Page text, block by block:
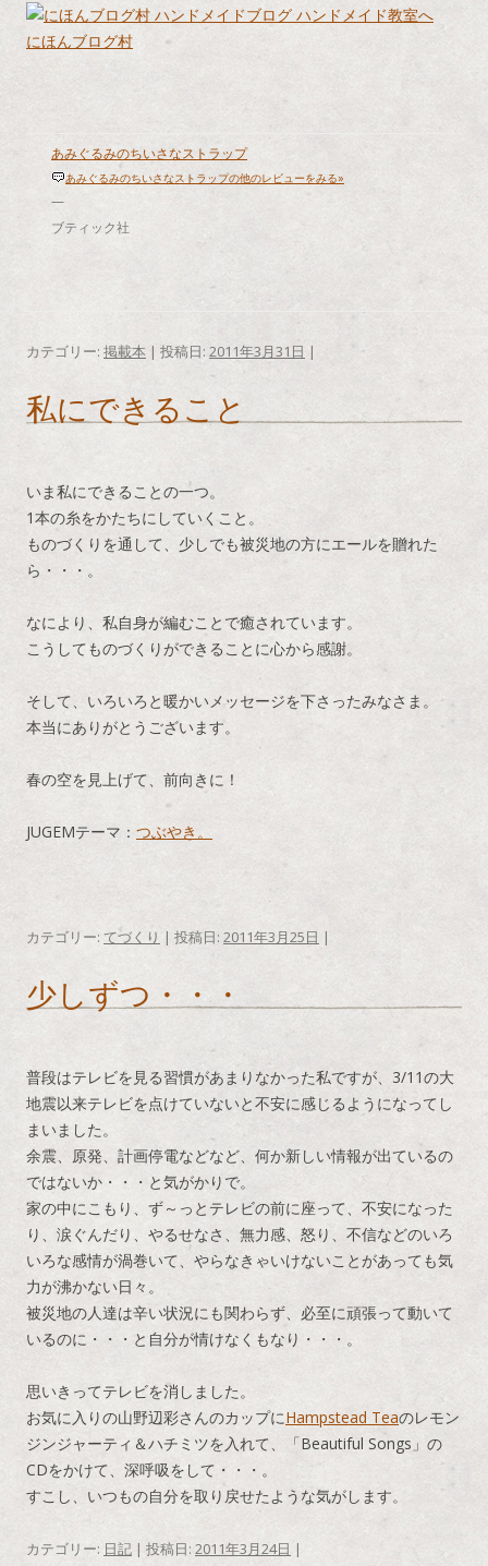
にほんブログ村
あみぐるみのちいさなストラップ
あみぐるみのちいさなストラップの他のレビューをみる»
—
ブティック社
カテゴリー: 掲載本 | 投稿日: 2011年3月31日 |
私にできること
いま私にできることの一つ。
1本の糸をかたちにしていくこと。
ものづくりを通して、少しでも被災地の方にエールを贈れた
ら・・・。
なにより、私自身が編むことで癒されています。
こうしてものづくりができることに心から感謝。
そして、いろいろと暖かいメッセージを下さったみなさま。
本当にありがとうございます。
春の空を見上げて、前向きに！
JUGEMテーマ： つぶやき。
カテゴリー: てづくり | 投稿日: 2011年3月25日 |
少しずつ・・・
普段はテレビを見る習慣があまりなかった私ですが、3/11の大
地震以来テレビを点けていないと不安に感じるようになってし
まいました。
余震、原発、計画停電などなど、何か新しい情報が出ているの
ではないか・・・と気がかりで。
家の中にこもり、ず～っとテレビの前に座って、不安になった
り、涙ぐんだり、やるせなさ、無力感、怒り、不信などのいろ
いろな感情が渦巻いて、やらなきゃいけないことがあっても気
力が沸かない日々。
被災地の人達は辛い状況にも関わらず、必至に頑張って動いて
いるのに・・・と自分が情けなくもなり・・・。
思いきってテレビを消しました。
お気に入りの山野辺彩さんのカップにHampstead Teaのレモン
ジンジャーティ＆ハチミツを入れて、「Beautiful Songs」の
CDをかけて、深呼吸をして・・・。
すこし、いつもの自分を取り戻せたような気がします。
カテゴリー: 日記 | 投稿日: 2011年3月24日 |